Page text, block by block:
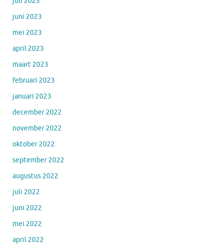
juni 2023
mei 2023
april 2023
maart 2023
februari 2023
januari 2023
december 2022
november 2022
oktober 2022
september 2022
augustus 2022
juli 2022
juni 2022
mei 2022
april 2022